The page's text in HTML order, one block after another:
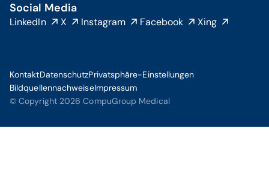
Social Media
LinkedIn X Instagram Facebook Xing
© Copyright 2026 CompuGroup Medical
KontaktDatenschutzPrivatsphäre-Einstellungen
BildquellennachweiseImpressum